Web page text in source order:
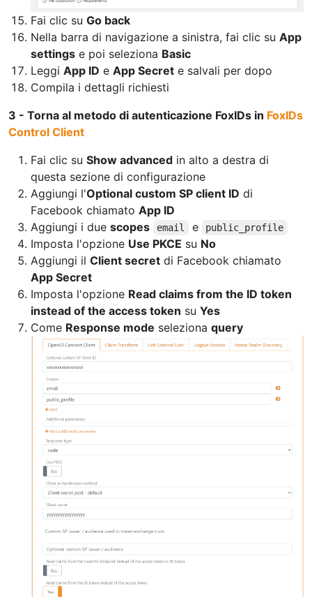
Fai clic su Go back
Nella barra di navigazione a sinistra, fai clic su App
settings e poi seleziona Basic
Leggi App ID e App Secret e salvali per dopo
Compila i dettagli richiesti
3 - Torna al metodo di autenticazione FoxIDs in FoxIDs
Control Client
Fai clic su Show advanced in alto a destra di
questa sezione di configurazione
Aggiungi l'Optional custom SP client ID di
Facebook chiamato App ID
Aggiungi i due scopes email e public_profile
Imposta l'opzione Use PKCE su No
Aggiungi il Client secret di Facebook chiamato
App Secret
Imposta l'opzione Read claims from the ID token
instead of the access token su Yes
Come Response mode seleziona query